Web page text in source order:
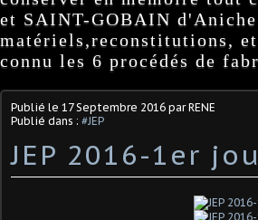
et SAINT-GOBAIN
matériels,reconstitutions,
connu les 6 procédés de
Publié le 17 Septembre 2016 par RENE
Publié dans : #JEP
JEP 2016-1er